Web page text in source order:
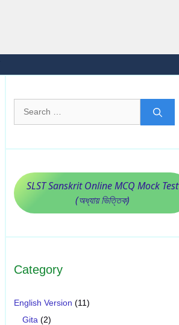
for:
SLST Sanskrit Online MCQ Mock Test
(অধ্যায় ভিত্তিক)
Category
English Version (11)
Gita (2)